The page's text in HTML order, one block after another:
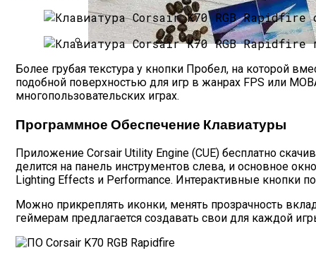
Фотопринтер HP Sprocket — Обзор
Более грубая текстура у кнопки Пробел, на которой
подобной поверхностью для игр в жанрах FPS или
многопользовательских играх.
Программное Обеспечение Клавиатуры
Приложение Corsair Utility Engine (CUE) бесплатно
делится на панель инструментов слева, и основное
Lighting Effects и Performance. Интерактивные кнопки
Можно прикреплять иконки, менять прозрачность
геймерам предлагается создавать свои для каждой